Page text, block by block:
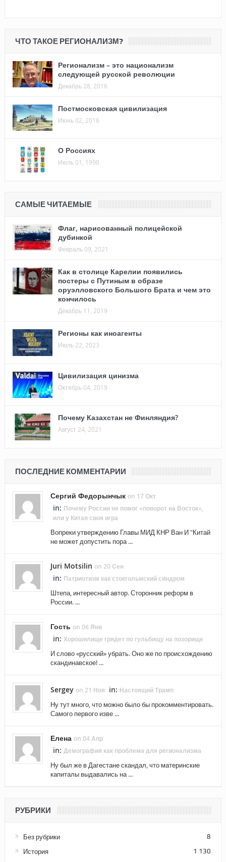
ЧТО ТАКОЕ РЕГИОНАЛИЗМ?
Регионализм – это национализм
следующей русской революции
Декабрь 28, 2016
Постмосковская цивилизация
Июнь 02, 2016
О Россиях
Июль 01, 1990
САМЫЕ ЧИТАЕМЫЕ
Флаг, нарисованный полицейской
дубинкой
Февраль 09, 2021
Как в столице Карелии появились
постеры с Путиным в образе
оруэлловского Большого Брата и чем это
кончилось
Декабрь 11, 2019
Регионы как иноагенты
Июль 22, 2023
Цивилизация цинизма
Октябрь 04, 2019
Почему Казахстан не Финляндия?
Август 24, 2021
ПОСЛЕДНИЕ КОММЕНТАРИИ
Сергий Федорынчык on 17 Окт
in: Почему России не помог «поворот на Восток»,
или у Китая своя игра
Вопреки утверждению Главы МИД КНР Ван И "Китай
не может допустить пора ...
Juri Motsilin on 20 Сен
in: Патриотизм как стокгольмский синдром
Штепа, интересный автор. Сторонник реформ в
России. ...
Гость on 06 Янв
in: Хорошилище грядет по гульбищу на позорище
И слово «русский» убрать. Оно же по происхождению
скандинавское! ...
Sergey on 21 Ноя in: Настоящий Трамп
Ну тут много, что можно было бы прокомментировать.
Самого первого изве ...
Елена on 04 Апр
in: Демография как проблема для регионализма
Ну был же в Дагестане скандал, что материнские
капиталы выдавались на ...
РУБРИКИ
Без рубрики 8
История 1 130